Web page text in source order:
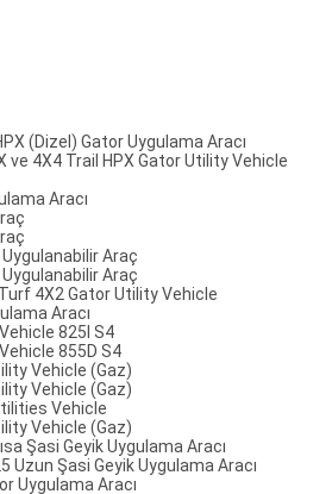
(Dizel) Gator Uygulama Aracı
ve 4X4 Trail HPX Gator Utility Vehicle
Aracı
Araç
Araç
4X2 Gator Utility Vehicle
Aracı
825I S4
855D S4
Vehicle (Gaz)
Vehicle (Gaz)
Vehicle
Vehicle (Gaz)
Şasi Geyik Uygulama Aracı
Uzun Şasi Geyik Uygulama Aracı
Uygulama Aracı